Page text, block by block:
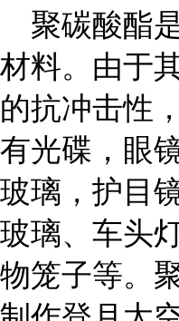
聚碳酸酯
材料。由于
的抗冲击性
有光碟，眼
玻璃，护目
玻璃、车头
物笼子等。